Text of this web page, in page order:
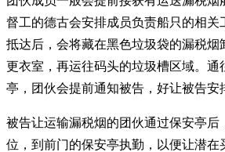
督工的德古会安排成员负责船只的相关
抵达后，会将藏在黑色垃圾袋的漏税烟
更衣室，再运往码头的垃圾槽区域。通
亭，团伙会提前通知被告，好让被告安
被告让运输漏税烟的团伙通过保安亭后
位，到前门的保安亭执勤，以便让潜在